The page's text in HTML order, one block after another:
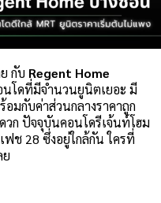
กับ Regent Home
นโดที่มีจำนวนยูนิตเยอะ มี
กับค่าส่วนกลางราคาถูก
ก ปัจจุบันคอนโดรีเจ้นท์โฮม
ช 28 ซึ่งอยู่ใกล้กัน ใครที่